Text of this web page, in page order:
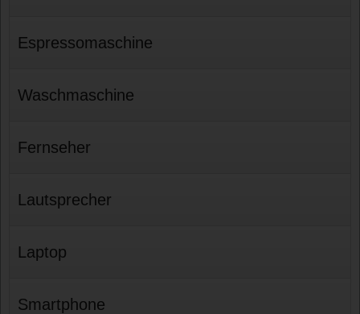
Espressomaschine
Waschmaschine
Fernseher
Lautsprecher
Laptop
Smartphone